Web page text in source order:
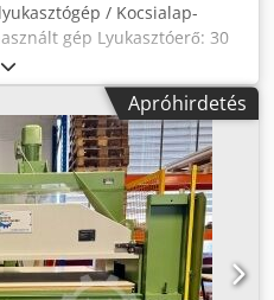
/ Kocsialap-
gép Lyukasztóerő: 30
mm Dodpox Sdzpjfx Albock
gép, felújítva
Apróhirdetés